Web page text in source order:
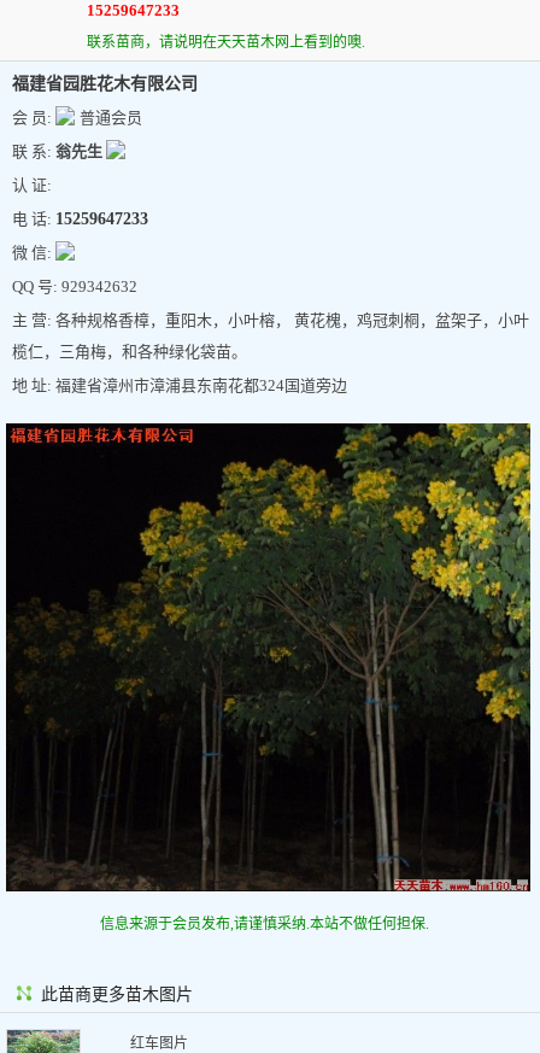
15259647233
联系苗商，请说明在天天苗木网上看到的噢.
福建省园胜花木有限公司
会 员:
普通会员
联 系: 翁先生
认 证:
电 话: 15259647233
微 信:
QQ 号: 929342632
主 营: 各种规格香樟，重阳木，小叶榕， 黄花槐，鸡冠刺桐，盆架子，小叶
榄仁，三角梅，和各种绿化袋苗。
地 址: 福建省漳州市漳浦县东南花都324国道旁边
信息来源于会员发布,请谨慎采纳.本站不做任何担保.
此苗商更多苗木图片
红车图片